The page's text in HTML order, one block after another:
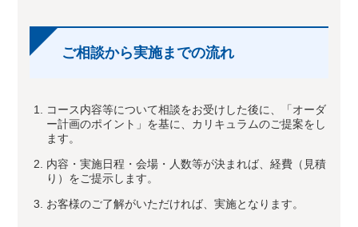
ご相談から実施までの流れ
コース内容等について相談をお受けした後に、「オーダ
ー計画のポイント」を基に、カリキュラムのご提案をし
ます。
内容・実施日程・会場・人数等が決まれば、経費（見積
り）をご提示します。
お客様のご了解がいただければ、実施となります。